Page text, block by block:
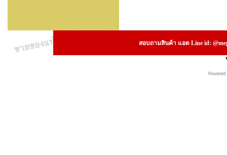
สอบถามสินค้า แอด Line id: